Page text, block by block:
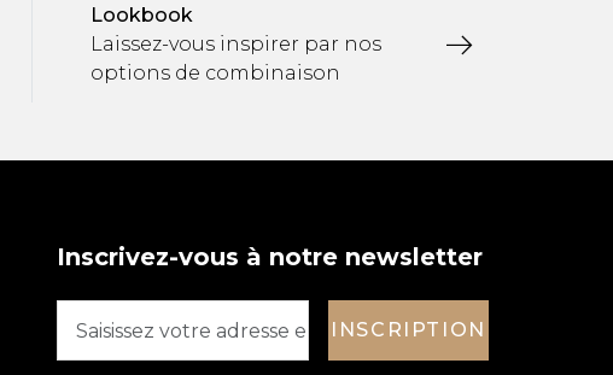
Lookbook
Laissez-vous inspirer par nos
options de combinaison
Inscrivez-vous à notre newsletter
INSCRIPTION